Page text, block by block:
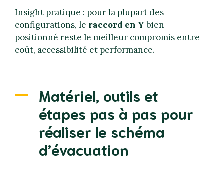
Insight pratique : pour la plupart des
configurations, le raccord en Ybien
positionné reste le meilleur compromis entre
coût, accessibilité et performance.
Matériel, outils et
étapes pas à pas pour
réaliser le schéma
d’évacuation